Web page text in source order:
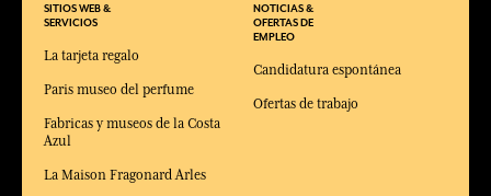
SITIOS WEB &
SERVICIOS
La tarjeta regalo
Paris museo del perfume
Fabricas y museos de la Costa
Azul
La Maison Fragonard Arles
NOTICIAS &
OFERTAS DE
EMPLEO
Candidatura espontánea
Ofertas de trabajo